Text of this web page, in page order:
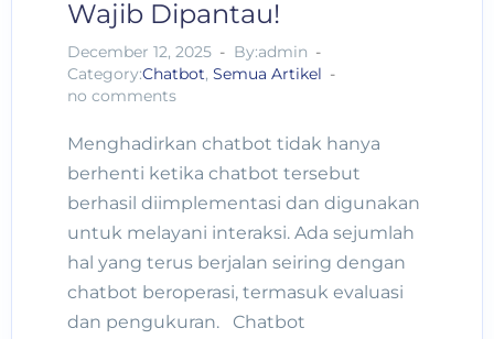
Wajib Dipantau!
December 12, 2025
By:admin
Category:Chatbot, Semua Artikel
no comments
Menghadirkan chatbot tidak hanya
berhenti ketika chatbot tersebut
berhasil diimplementasi dan digunakan
untuk melayani interaksi. Ada sejumlah
hal yang terus berjalan seiring dengan
chatbot beroperasi, termasuk evaluasi
dan pengukuran. Chatbot